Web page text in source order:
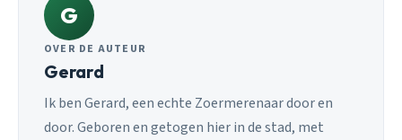
G
OVER DE AUTEUR
Gerard
Ik ben Gerard, een echte Zoermerenaar door en
door. Geboren en getogen hier in de stad, met